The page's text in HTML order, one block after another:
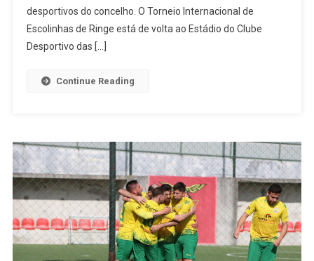
De
Regresso
desportivos do concelho. O Torneio Internacional de
Escolinhas de Ringe está de volta ao Estádio do Clube
Desportivo das […]
Continue Reading